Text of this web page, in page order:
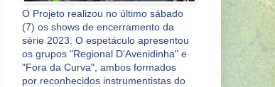
O Projeto realizou no último sábado
(7) os shows de encerramento da
série 2023. O espetáculo apresentou
os grupos "Regional D'Avenidinha" e
"Fora da Curva", ambos formados
por reconhecidos instrumentistas do